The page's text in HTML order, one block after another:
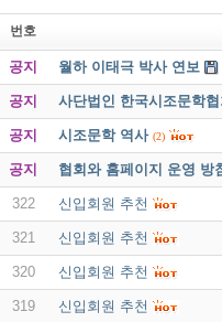
번호
공지 월하 이태극 박사 연보
공지 사단법인 한국시조문학
공지 시조문학 역사 (2)
공지 협회와 홈페이지 운영 방
322 신입회원 추천
321 신입회원 추천
320 신입회원 추천
319 신입회원 추천